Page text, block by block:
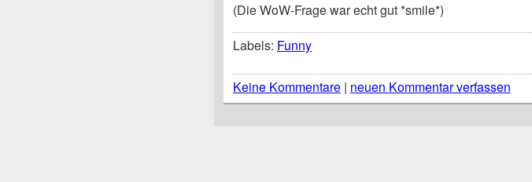
(Die WoW-Frage war echt gut *smile*)
Labels: Funny
Keine Kommentare | neuen Kommentar verfassen